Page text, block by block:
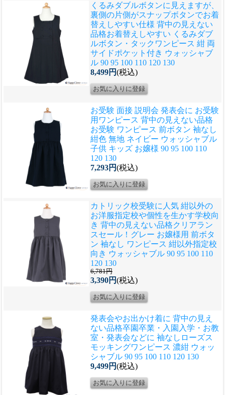
くるみダブルボタンに見えますが、
裏側の片側がスナップボタンでお着
替えしやすい仕様 背中の見えない
品格お着替えしやすい くるみダブ
ルボタン・タックワンピース 紺 両
サイドポケット付き ウォッシャブ
ル 90 95 100 110 120 130
8,499円(税込)
お受験 面接 説明会 発表会に お受験
用ワンピース 背中の見えない品格
お受験 ワンピース 前ボタン 袖なし
紺色 無地 ネイビー ウォッシャブル
子供 キッズ お嬢様 90 95 100 110
120 130
7,293円(税込)
カトリック校受験に人気 紺以外の
お洋服指定校や個性を生かす学校向
き 背中の見えない品格クリアラン
スセール！グレー お嬢様用 前ボタ
ン 袖なし ワンピース 紺以外指定校
向き ウォッシャブル 90 95 100 110
120 130
6,781円
3,390円(税込)
発表会やお出かけ着に 背中の見え
ない品格卒園卒業・入園入学・お教
室・発表会などに 袖なしローズス
モッキングワンピース 濃紺 ウォッ
シャブル 90 95 100 110 120 130
9,499円(税込)